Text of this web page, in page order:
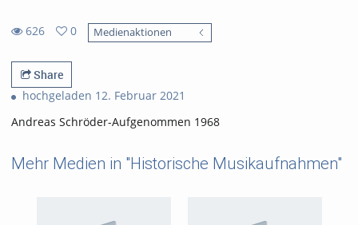
626
views
0
favorites
Medienaktionen
Share
hochgeladen 12. Februar 2021
Andreas Schröder-Aufgenommen 1968
Mehr Medien in "Historische Musikaufnahmen"